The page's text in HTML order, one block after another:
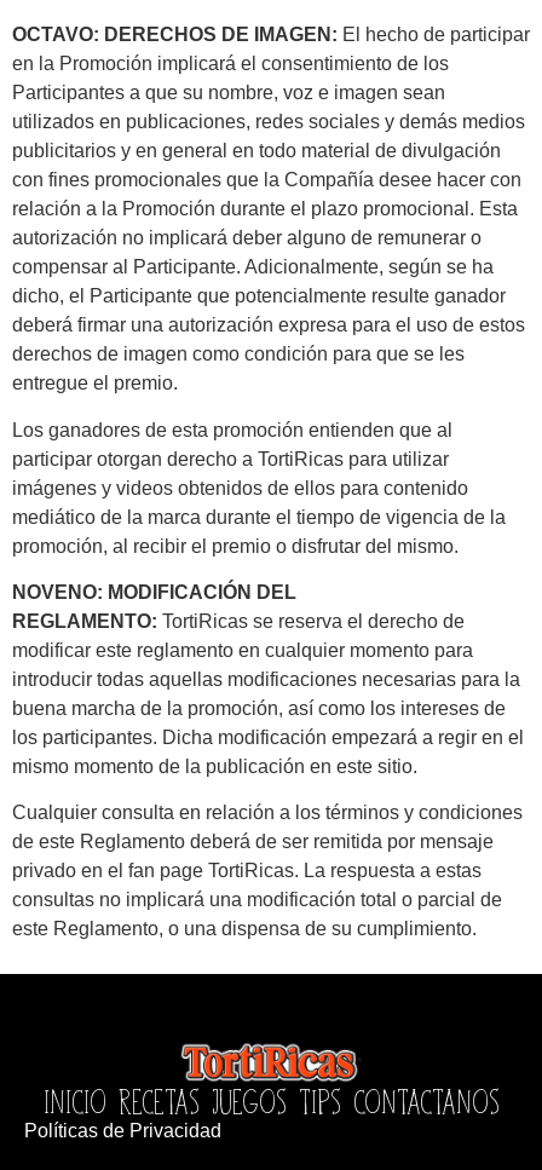
OCTAVO: DERECHOS DE IMAGEN: El hecho de participar
en la Promoción implicará el consentimiento de los
Participantes a que su nombre, voz e imagen sean
utilizados en publicaciones, redes sociales y demás medios
publicitarios y en general en todo material de divulgación
con fines promocionales que la Compañía desee hacer con
relación a la Promoción durante el plazo promocional. Esta
autorización no implicará deber alguno de remunerar o
compensar al Participante. Adicionalmente, según se ha
dicho, el Participante que potencialmente resulte ganador
deberá firmar una autorización expresa para el uso de estos
derechos de imagen como condición para que se les
entregue el premio.
Los ganadores de esta promoción entienden que al
participar otorgan derecho a TortiRicas para utilizar
imágenes y videos obtenidos de ellos para contenido
mediático de la marca durante el tiempo de vigencia de la
promoción, al recibir el premio o disfrutar del mismo.
NOVENO: MODIFICACIÓN DEL
REGLAMENTO: TortiRicas se reserva el derecho de
modificar este reglamento en cualquier momento para
introducir todas aquellas modificaciones necesarias para la
buena marcha de la promoción, así como los intereses de
los participantes. Dicha modificación empezará a regir en el
mismo momento de la publicación en este sitio.
Cualquier consulta en relación a los términos y condiciones
de este Reglamento deberá de ser remitida por mensaje
privado en el fan page TortiRicas. La respuesta a estas
consultas no implicará una modificación total o parcial de
este Reglamento, o una dispensa de su cumplimiento.
INICIO RECETAS JUEGOS TIPS CONTACTANOS
Políticas de Privacidad